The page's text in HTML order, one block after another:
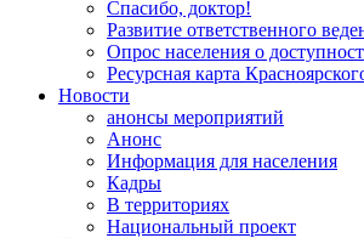
Спасибо, доктор!
Развитие ответственного
Опрос населения о
Ресурсная карта
Новости
анонсы мероприятий
Анонс
Информация для населения
Кадры
В территориях
Национальный проект